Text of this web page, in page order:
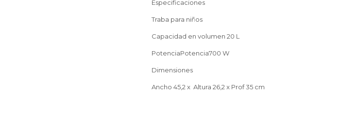
Especificaciones
Traba para niños
Capacidad en volumen 20 L
PotenciaPotencia700 W
Dimensiones
Ancho 45,2 x Altura 26,2 x Prof 35 cm